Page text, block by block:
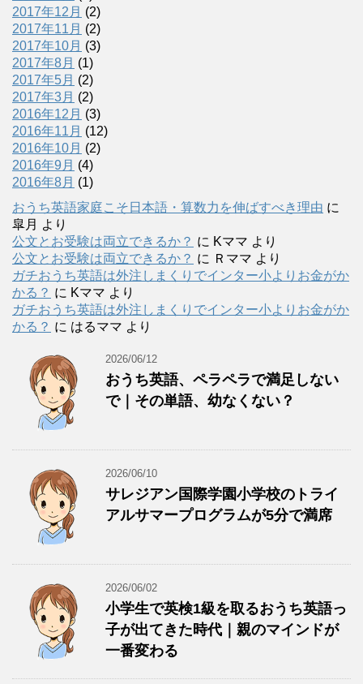
2017年12月 (2)
2017年11月 (2)
2017年10月 (3)
2017年8月 (1)
2017年5月 (2)
2017年3月 (2)
2016年12月 (3)
2016年11月 (12)
2016年10月 (2)
2016年9月 (4)
2016年8月 (1)
おうち英語家庭こそ日本語・算数力を伸ばすべき理由 に
皐月 より
公文とお受験は両立できるか？ に Kママ より
公文とお受験は両立できるか？ に Ｒママ より
ガチおうち英語は外注しまくりでインター小よりお金がか
かる？ に Kママ より
ガチおうち英語は外注しまくりでインター小よりお金がか
かる？ に はるママ より
2026/06/12
おうち英語、ペラペラで満足しない
で｜その単語、幼なくない？
2026/06/10
サレジアン国際学園小学校のトライ
アルサマープログラムが5分で満席
2026/06/02
小学生で英検1級を取るおうち英語っ
子が出てきた時代｜親のマインドが
一番変わる